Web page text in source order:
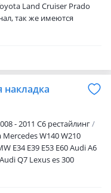
Land Cruiser Prado
так же имеются
кузовщине,
- 2011 C6 рестайлинг
Mercedes W140 W210
E34 E39 E53 E60 Audi A6
Q7 Lexus es 300
уточняйте цену